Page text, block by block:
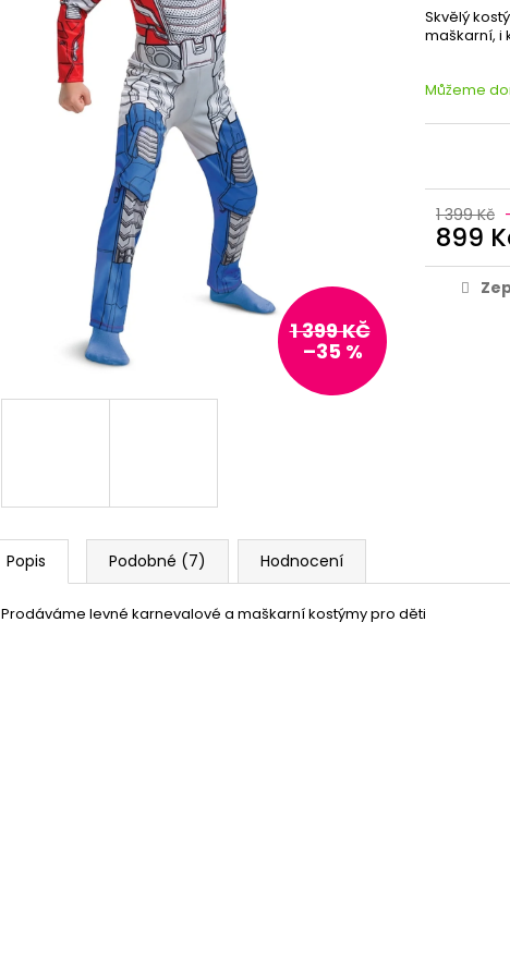
Skvělý
maškarní, i
Můžeme
1 399 Kč
899
1 399 KČ
–35 %
Popis Podobné (7) Hodnocení
Prodáváme levné karnevalové a maškarní kostýmy pro děti